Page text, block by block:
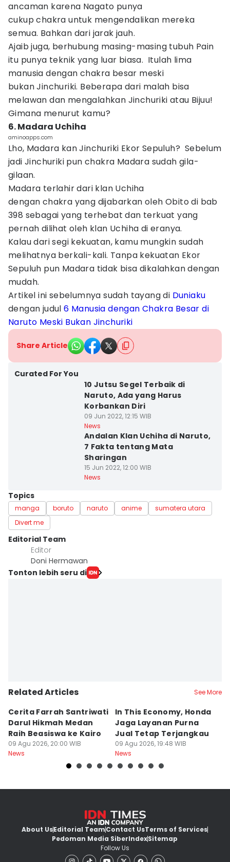
ancaman karena Nagato punya
cukup chakra untuk mengendalikan mereka
semua. Bahkan dari jarak jauh.
Ajaib juga, berhubung masing-masing tubuh Pain
itu punya teknik yang luar biasa. Itulah lima
manusia dengan chakra besar meski
bukan Jinchuriki. Beberapa dari malah bisa
melawan dan mengalahkan Jinchuriki atau Bijuu!
Gimana menurut kamu?
6. Madara Uchiha
aminoapps.com
Lho, Madara kan Jinchuriki Ekor Sepuluh? Sebelum
jadi Jinchuriki pun chakra Madara sudah gila-
gilaan.
Madara terlahir dari klan Uchiha
dengan chakra yang dijabarkan oleh Obito di bab
398 sebagai yang terhebat dan terkuat yang
pernah dilihat oleh klan Uchiha di eranya.
Kalau dari segi kekuatan, kamu mungkin sudah
melihatnya berkali-kali. Tanpa kekuatan Ekor
Sepuluh pun Madara tidak bisa dikalahkan dengan
mudah.
Artikel ini sebelumnya sudah tayang di Duniaku
dengan judul6 Manusia dengan Chakra Besar di
Naruto Meski Bukan Jinchuriki
Share Article
Curated For You
10 Jutsu Segel Terbaik di
Naruto, Ada yang Harus
Korbankan Diri
09 Jun 2022, 12:15 WIB
News
Andalan Klan Uchiha di Naruto,
7 Fakta tentang Mata
Sharingan
15 Jun 2022, 12:00 WIB
News
Topics
manga boruto naruto anime
sumatera utara
Divert me
Editorial Team
Editor
Doni Hermawan
Tonton lebih seru di
Related Articles See More
Cerita Farrah Santriwati
Darul Hikmah Medan
Raih Beasiswa ke Kairo
09 Agu 2026, 20:00 WIB
News
In This Economy, Honda
Jaga Layanan Purna
Jual Tetap Terjangkau
09 Agu 2026, 19:48 WIB
News
About UsEditorial TeamContact UsTerms of Services
Pedoman Media SiberIndexSitemap
Follow Us